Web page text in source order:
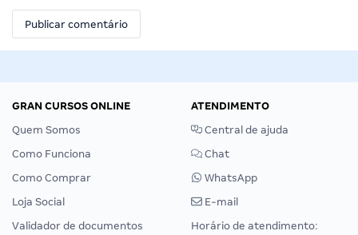
GRAN CURSOS ONLINE
Quem Somos
Como Funciona
Como Comprar
Loja Social
Validador de documentos
ATENDIMENTO
Central de ajuda
Chat
WhatsApp
E-mail
Horário de atendimento: